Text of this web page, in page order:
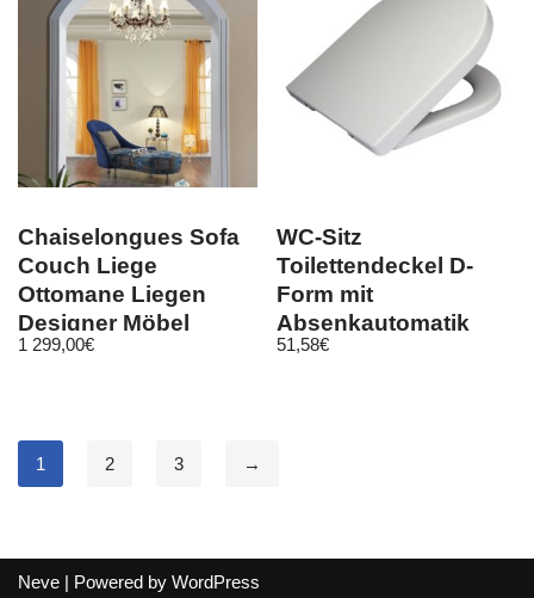
Chaiselongues Sofa
Couch Liege
Ottomane Liegen
Designer Möbel
Relax Sofa Modern
1 299,00€
WC-Sitz
Toilettendeckel D-
Form mit
Absenkautomatik
Klodeckel
51,58€
1 2 3 →
Neve | Powered by WordPress